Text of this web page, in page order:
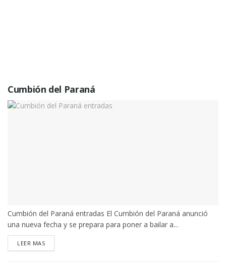
Cumbión del Paraná
Cumbión del Paraná entradas El Cumbión del Paraná anunció
una nueva fecha y se prepara para poner a bailar a...
LEER MASDETAILS